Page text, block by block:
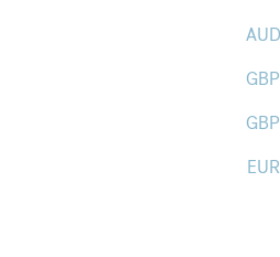
AUD
GBP
GBP
EUR